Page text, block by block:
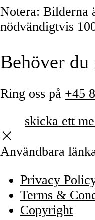
Notera: Bilderna
nödvändigtvis
Behöver du
Ring oss på +45
skicka ett
Användbara
Privacy
Terms &
Copyright